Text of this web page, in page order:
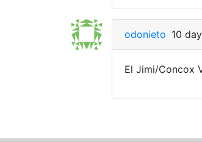
odonieto 10
El Jimi/Concox